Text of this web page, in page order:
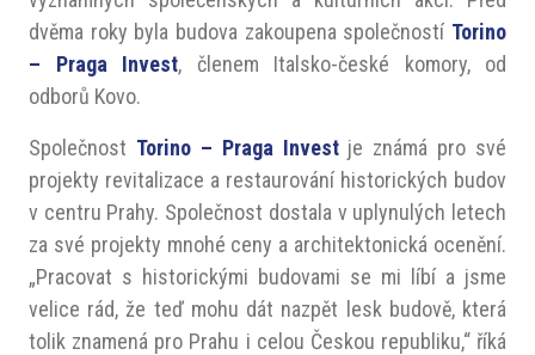
dvěma roky byla budova zakoupena společností Torino
– Praga Invest, členem Italsko-české komory, od
odborů Kovo.
Společnost Torino – Praga Investje známá pro své
projekty revitalizace a restaurování historických budov
v centru Prahy. Společnost dostala v uplynulých letech
za své projekty mnohé ceny a architektonická ocenění.
„Pracovat s historickými budovami se mi líbí a jsme
velice rád, že teď mohu dát nazpět lesk budově, která
tolik znamená pro Prahu i celou Českou republiku,“ říká